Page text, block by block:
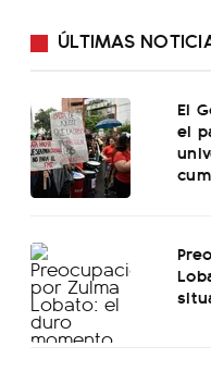
ÚLTIMAS
El
el